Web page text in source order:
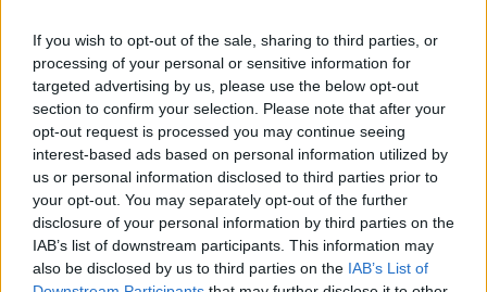
If you wish to opt-out of the sale, sharing to third parties, or
processing of your personal or sensitive information for
targeted advertising by us, please use the below opt-out
section to confirm your selection. Please note that after your
opt-out request is processed you may continue seeing
interest-based ads based on personal information utilized by
us or personal information disclosed to third parties prior to
your opt-out. You may separately opt-out of the further
disclosure of your personal information by third parties on the
IAB’s list of downstream participants. This information may
also be disclosed by us to third parties on the IAB’s List of
Condividi l'articolo
F
a
ce
b
o
T
w
it
te
r
Pi
n
te
re
st
W
h
at
s
A
S
h
a
re
Articolo precedente
Prossimo articolo